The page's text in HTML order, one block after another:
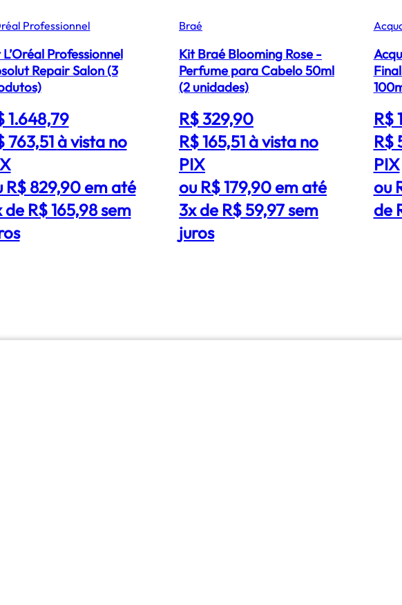
Professionnel
Professionnel
Repair Salon (3
1.648,79
763,51à vista no
R$ 829,90 em até
de R$ 165,98 sem
Braé
Kit Braé Blooming Rose -
Perfume para Cabelo 50ml
(2 unidades)
R$ 329,90
R$ 165,51à vista no
PIX
ou R$ 179,90 em até
3x de R$ 59,97 sem
juros
R$
R$
PIX
ou
de